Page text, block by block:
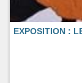
EXPOSITION :